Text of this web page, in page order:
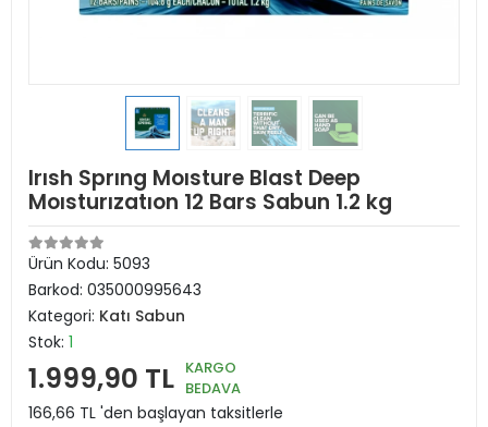
Irısh Sprıng Moısture Blast Deep
Moısturızatıon 12 Bars Sabun 1.2 kg
Ürün Kodu: 5093
Barkod: 035000995643
Kategori: Katı Sabun
Stok: 1
1.999,90 TL KARGO
BEDAVA
166,66 TL 'den başlayan taksitlerle